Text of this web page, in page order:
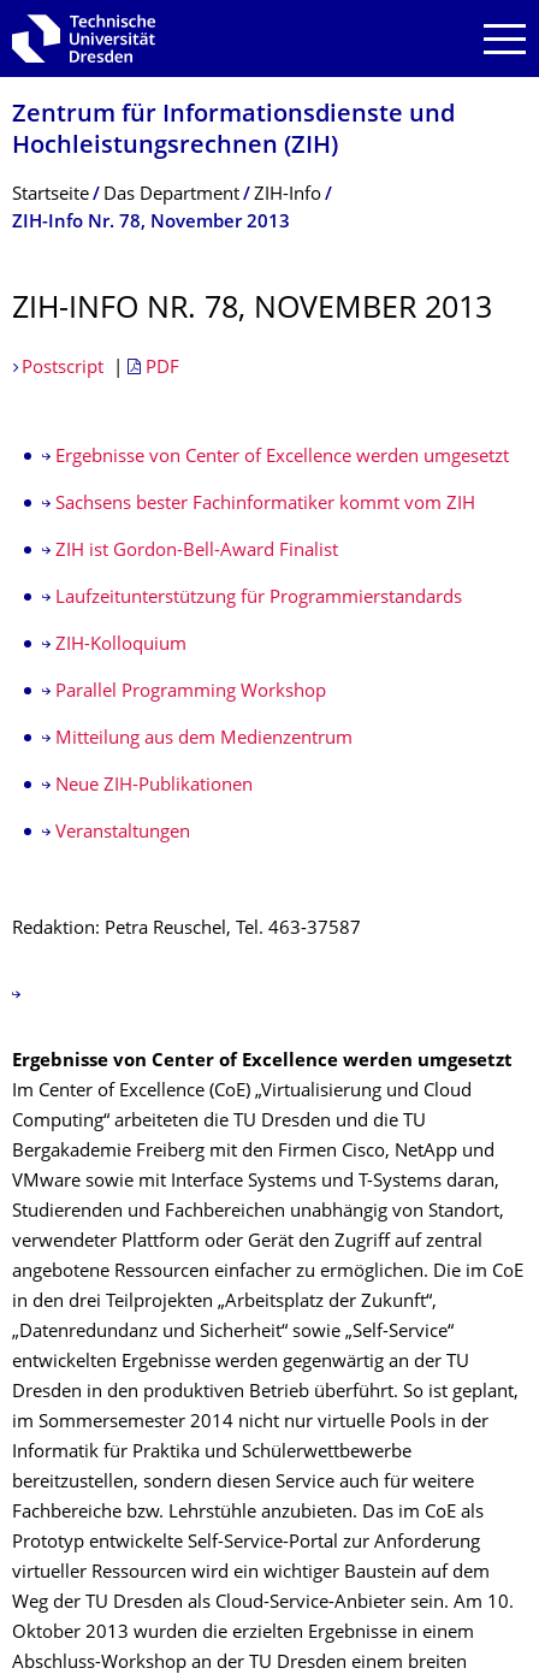
Zur Hauptnavigation springen
Zur Suche springen
Zum Inhalt springen
Zentrum für Informations­dienste und
Hochleistungs­rechnen (ZIH)
Breadcrumb-Menü
Startseite Das Department
ZIH-Info
ZIH-Info Nr. 78, November 2013
ZIH-INFO NR. 78, NOVEMBER 2013
Postscript| PDF
Ergebnisse von Center of Excellence werden umgesetzt
Sachsens bester Fachinformatiker kommt vom ZIH
ZIH ist Gordon-Bell-Award Finalist
Laufzeitunterstützung für Programmierstandards
ZIH-Kolloquium
Parallel Programming Workshop
Mitteilung aus dem Medienzentrum
Neue ZIH-Publikationen
Veranstaltungen
Redaktion: Petra Reuschel, Tel. 463-37587
Ergebnisse von Center of Excellence werden umgesetzt
Im Center of Excellence (CoE) „Virtualisierung und Cloud
Computing“ arbeiteten die TU Dresden und die TU
Bergakademie Freiberg mit den Firmen Cisco, NetApp und
VMware sowie mit Interface Systems und T-Systems daran,
Studierenden und Fachbereichen unabhängig von Standort,
verwendeter Plattform oder Gerät den Zugriff auf zentral
angebotene Ressourcen einfacher zu ermöglichen. Die im CoE
in den drei Teilprojekten „Arbeitsplatz der Zukunft“,
„Datenredundanz und Sicherheit“ sowie „Self-Service“
entwickelten Ergebnisse werden gegenwärtig an der TU
Dresden in den produktiven Betrieb überführt. So ist geplant,
im Sommersemester 2014 nicht nur virtuelle Pools in der
Informatik für Praktika und Schülerwettbewerbe
bereitzustellen, sondern diesen Service auch für weitere
Fachbereiche bzw. Lehrstühle anzubieten. Das im CoE als
Prototyp entwickelte Self-Service-Portal zur Anforderung
virtueller Ressourcen wird ein wichtiger Baustein auf dem
Weg der TU Dresden als Cloud-Service-Anbieter sein. Am 10.
Oktober 2013 wurden die erzielten Ergebnisse in einem
Abschluss-Workshop an der TU Dresden einem breiten